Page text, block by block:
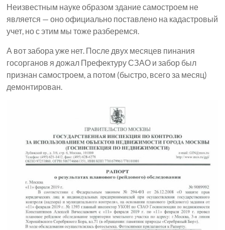
Неизвестным науке образом здание самостроем не
является — оно официально поставлено на кадастровый
учет, но с этим мы тоже разберемся.
А вот забора уже нет. После двух месяцев пинания
госорганов я дожал Префектуру СЗАО и забор был
признан самостроем, а потом (быстро, всего за месяц)
демонтирован.